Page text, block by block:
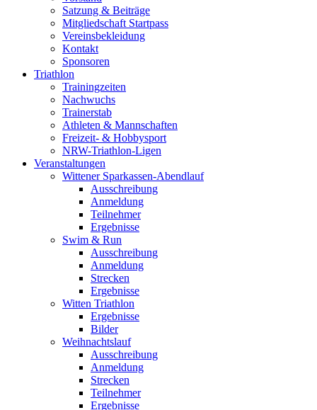
Satzung & Beiträge
Mitgliedschaft Startpass
Vereinsbekleidung
Kontakt
Sponsoren
Triathlon
Trainingzeiten
Nachwuchs
Trainerstab
Athleten & Mannschaften
Freizeit- & Hobbysport
NRW-Triathlon-Ligen
Veranstaltungen
Wittener Sparkassen-Abendlauf
Ausschreibung
Anmeldung
Teilnehmer
Ergebnisse
Swim & Run
Ausschreibung
Anmeldung
Strecken
Ergebnisse
Witten Triathlon
Ergebnisse
Bilder
Weihnachtslauf
Ausschreibung
Anmeldung
Strecken
Teilnehmer
Ergebnisse